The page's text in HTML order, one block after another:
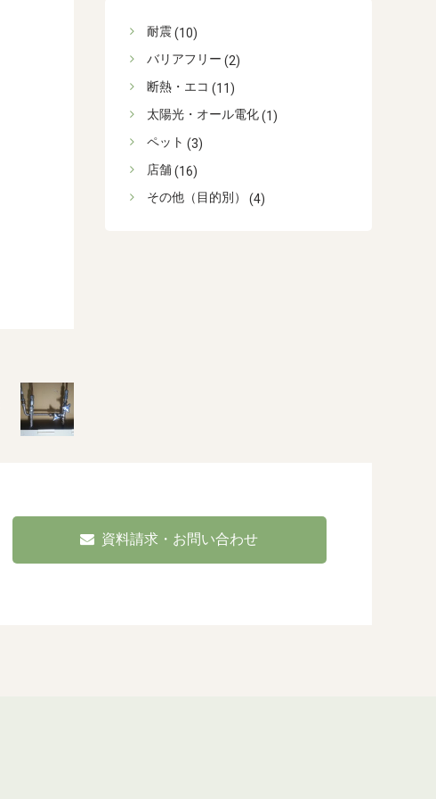
耐震(10)
バリアフリー (2)
断熱・エコ (11)
太陽光・オール電化(1)
ペット (3)
店舗(16)
その他（目的別）
(4)
資料請求・お問い合わせ